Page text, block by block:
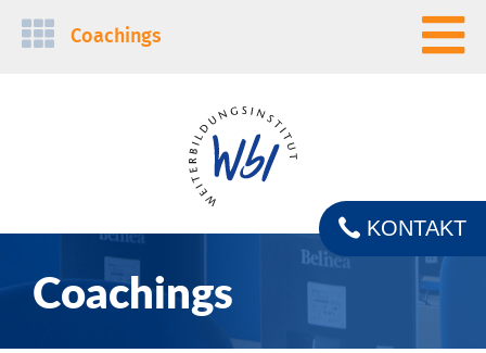
Navigation
Coachings
Coachings
KONTAKT